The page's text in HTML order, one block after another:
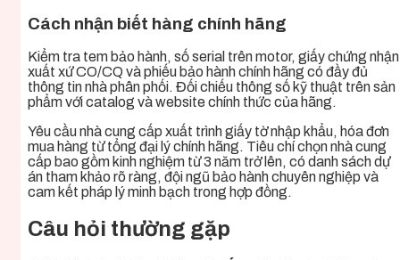
Cách nhận biết hàng chính hãng
Kiểm tra tem bảo hành, số serial trên motor, giấy chứng nhận
xuất xứ CO/CQ và phiếu bảo hành chính hãng có đầy đủ
thông tin nhà phân phối. Đối chiếu thông số kỹ thuật trên sản
phẩm với catalog và website chính thức của hãng.
Yêu cầu nhà cung cấp xuất trình giấy tờ nhập khẩu, hóa đơn
mua hàng từ tổng đại lý chính hãng. Tiêu chí chọn nhà cung
cấp bao gồm kinh nghiệm từ 3 năm trở lên, có danh sách dự
án tham khảo rõ ràng, đội ngũ bảo hành chuyên nghiệp và
cam kết pháp lý minh bạch trong hợp đồng.
Câu hỏi thường gặp